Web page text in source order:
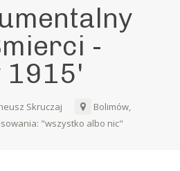
-
1915'
Skruczaj
Bolimów,
"wszystko albo nic"